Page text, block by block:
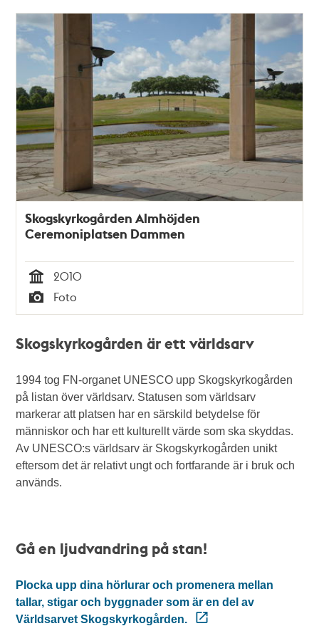
Skogskyrkogården Almhöjden
Ceremoniplatsen Dammen
Tid
2010
Typ
Foto
Skogskyrkogården är ett världsarv
1994 tog FN-organet UNESCO upp Skogskyrkogården
på listan över världsarv. Statusen som världsarv
markerar att platsen har en särskild betydelse för
människor och har ett kulturellt värde som ska skyddas.
Av UNESCO:s världsarv är Skogskyrkogården unikt
eftersom det är relativt ungt och fortfarande är i bruk och
används.
Gå en ljudvandring på stan!
Plocka upp dina hörlurar och promenera mellan
tallar, stigar och byggnader som är en del av
Världsarvet Skogskyrkogården.